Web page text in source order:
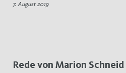
7. August 2019
Rede von Marion